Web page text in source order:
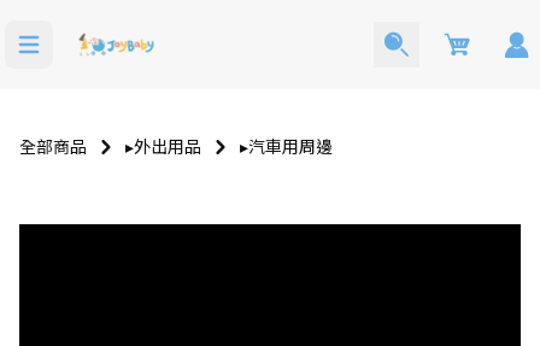
Cart
全部商品 ▸外出用品 ▸汽車用周邊
玩具 寶寶西裝